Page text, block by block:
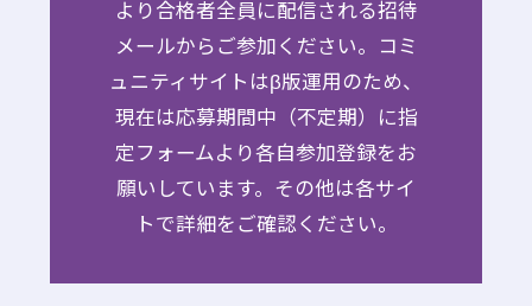
より合格者全員に配信される招待
メールからご参加ください。コミ
ュニティサイトはβ版運用のため、
現在は応募期間中（不定期）に指
定フォームより各自参加登録をお
願いしています。その他は各サイ
トで詳細をご確認ください。